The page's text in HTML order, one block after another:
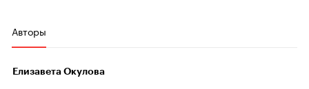
Авторы
Елизавета Окулова